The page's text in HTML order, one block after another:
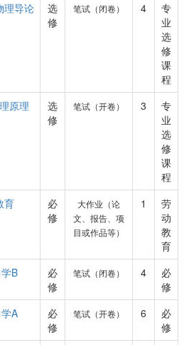
理导论
选
修
笔试（闭卷） 4
专
业
选
修
课
程
原理
选
修
笔试（开卷） 3
专
业
选
修
课
程
育
必
修
大作业（论
文、报告、项
目或作品等）
1
劳
动
教
育
B
必
修
笔试（闭卷） 4
必
修
A
必
修
笔试（开卷） 6
必
修